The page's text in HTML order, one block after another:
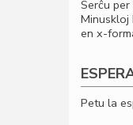
Serĉu
Minuskloj
en x-
Petu la